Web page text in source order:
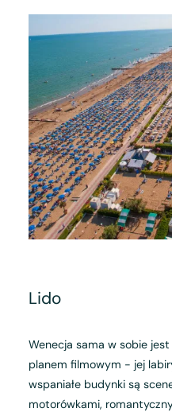
Lido
Wenecja sama w sobie
planem filmowym - jej
wspaniałe budynki są
motorówkami,